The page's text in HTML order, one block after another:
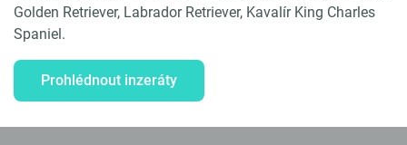
Golden Retriever, Labrador Retriever, Kavalír King Charles
Spaniel.
Prohlédnout inzeráty